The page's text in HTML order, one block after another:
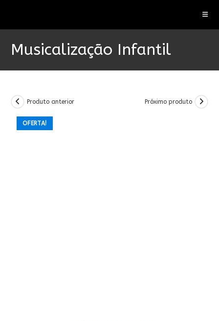
o
conteúdoMusicalização Infantil
OFERTA!
Produto anterior Próximo produto